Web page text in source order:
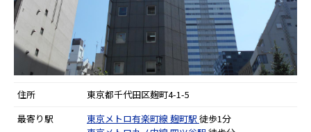
住所
東京都千代田区麹町4-1-5
最寄り駅
東京メトロ有楽町線麹町駅 徒歩1分